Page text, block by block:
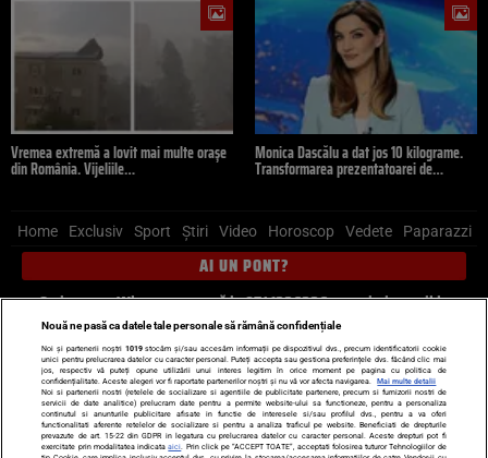
Vremea extremă a lovit mai multe orașe
din România. Vijeliile…
Monica Dascălu a dat jos 10 kilograme.
Transformarea prezentatoarei de…
Home Exclusiv Sport Știri Video Horoscop Vedete Paparazzi
AI UN PONT?
Scrie-ne pe Whatsapp, sună la 0741226226 sau trimite mail la
pont@cancan.ro
Știri interne Știri externe
Politică
Ultimele stiri
Diete Insula Iubirii Dictionar de vise
LIFE STYLE
Horoscop
Nouă ne pasă ca datele tale personale să rămână confidențiale
Noi și partenerii noștri 1019stocăm și/sau accesăm informații pe dispozitivul dvs., precum identificatorii cookie
unici pentru prelucrarea datelor cu caracter personal. Puteți accepta sau gestiona preferințele dvs. făcând clic mai
jos, respectiv vă puteți opune utilizării unui interes legitim în orice moment pe pagina cu politica de
confidențialitate. Aceste alegeri vor fi raportate partenerilor noștri și nu vă vor afecta navigarea.
Mai multe detalii
Noi si partenerii nostri (retelele de socializare si agentiile de publicitate partenere, precum si furnizorii nostri de
servicii de date analitice) prelucram date pentru a permite website-ului sa functioneze, pentru a personaliza
continutul si anunturile publicitare afisate in functie de interesele si/sau profilul dvs., pentru a va oferi
functionalitati aferente retelelor de socializare si pentru a analiza traficul pe website. Beneficiati de drepturile
prevazute de art. 15-22 din GDPR in legatura cu prelucrarea datelor cu caracter personal. Aceste drepturi pot fi
exercitate prin modalitatea indicataaici . Prin click pe “ACCEPT TOATE”, acceptati folosirea tuturor Tehnologiilor de